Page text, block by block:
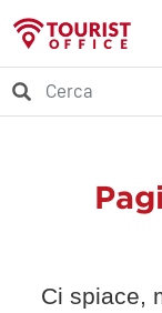
Ci spiace,